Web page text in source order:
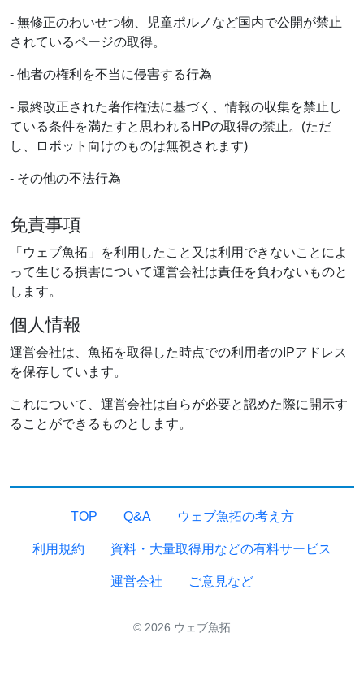
- 無修正のわいせつ物、児童ポルノなど国内で公開が禁止
されているページの取得。
- 他者の権利を不当に侵害する行為
- 最終改正された著作権法に基づく、情報の収集を禁止し
ている条件を満たすと思われるHPの取得の禁止。(ただ
し、ロボット向けのものは無視されます)
- その他の不法行為
免責事項
「ウェブ魚拓」を利用したこと又は利用できないことによ
って生じる損害について運営会社は責任を負わないものと
します。
個人情報
運営会社は、魚拓を取得した時点での利用者のIPアドレス
を保存しています。
これについて、運営会社は自らが必要と認めた際に開示す
ることができるものとします。
TOP Q&A ウェブ魚拓の考え方
利用規約 資料・大量取得用などの有料サービス
運営会社 ご意見など
© 2026 ウェブ魚拓